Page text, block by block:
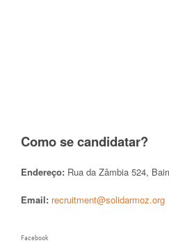
Como se candidatar?
Endereço: Rua da Zâmbia 524,
Email: recruitment@solidarmoz.org
Facebook